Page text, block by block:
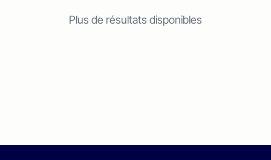
Plus de résultats disponibles